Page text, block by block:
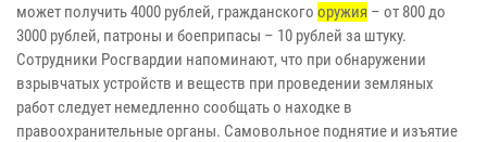
может получить 4000 рублей, гражданского оружия – от 800 до
3000 рублей, патроны и боеприпасы – 10 рублей за штуку.
Сотрудники Росгвардии напоминают, что при обнаружении
взрывчатых устройств и веществ при проведении земляных
работ следует немедленно сообщать о находке в
правоохранительные органы. Самовольное поднятие и изъятие